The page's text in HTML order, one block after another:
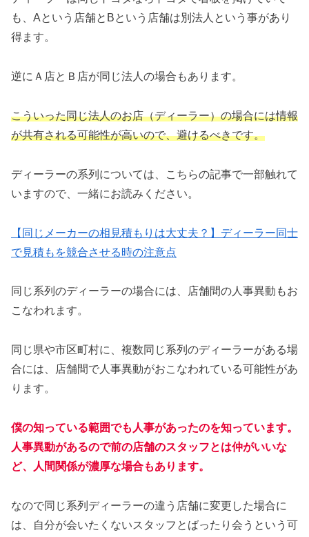
も、Aという店舗とBという店舗は別法人という事があり
得ます。
逆にＡ店とＢ店が同じ法人の場合もあります。
こういった同じ法人のお店（ディーラー）の場合には情報
が共有される可能性が高いので、避けるべきです。
ディーラーの系列については、こちらの記事で一部触れて
いますので、一緒にお読みください。
【同じメーカーの相見積もりは大丈夫？】ディーラー同士
で見積もを競合させる時の注意点
同じ系列のディーラーの場合には、店舗間の人事異動もお
こなわれます。
同じ県や市区町村に、複数同じ系列のディーラーがある場
合には、店舗間で人事異動がおこなわれている可能性があ
ります。
僕の知っている範囲でも人事があったのを知っています。
人事異動があるので前の店舗のスタッフとは仲がいいな
ど、人間関係が濃厚な場合もあります。
なので同じ系列ディーラーの違う店舗に変更した場合に
は、自分が会いたくないスタッフとばったり会うという可